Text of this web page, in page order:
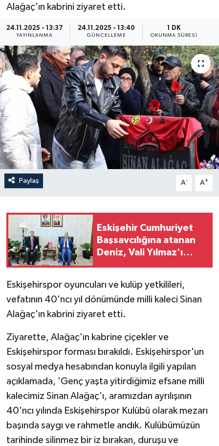
Alağaç'ın kabrini ziyaret etti.
24.11.2025 - 13:37
YAYINLANMA
24.11.2025 - 13:40
GÜNCELLEME
1 DK
OKUNMA SÜRESI
Paylaş A- A+
Eskişehir Cumhuriyet
Başsavcılığına atanan
Deniz, Vali Yılmaz'ı
Eskişehirspor oyuncuları ve kulüp yetkilileri,
vefatının 40'ncı yıl dönümünde milli kaleci Sinan
Alağaç'ın kabrini ziyaret etti.
Ziyarette, Alağaç'ın kabrine çiçekler ve
Eskişehirspor forması bırakıldı. Eskişehirspor'un
sosyal medya hesabından konuyla ilgili yapılan
açıklamada, 'Genç yaşta yitirdiğimiz efsane milli
kalecimiz Sinan Alağaç'ı, aramızdan ayrılışının
40'ncı yılında Eskişehirspor Kulübü olarak mezarı
başında saygı ve rahmetle andık. Kulübümüzün
tarihinde silinmez bir iz bırakan, duruşu ve
Sağlık
Siyaset
Spor
Yaşam